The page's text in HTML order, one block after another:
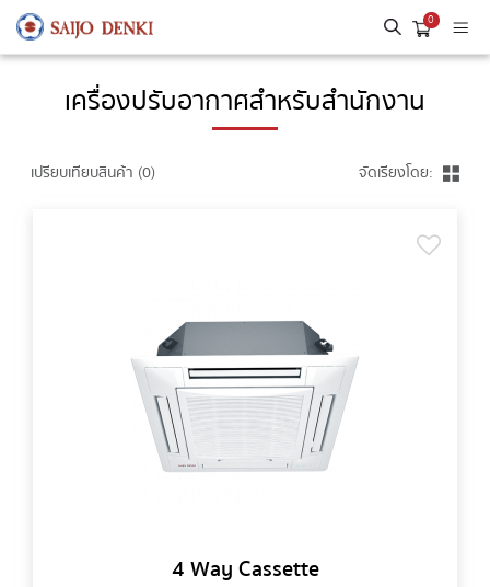
0
เครื่องปรับอากาศสำหรับสำนักงาน
เปรียบเทียบสินค้า (0) จัดเรียงโดย:
4 Way Cassette